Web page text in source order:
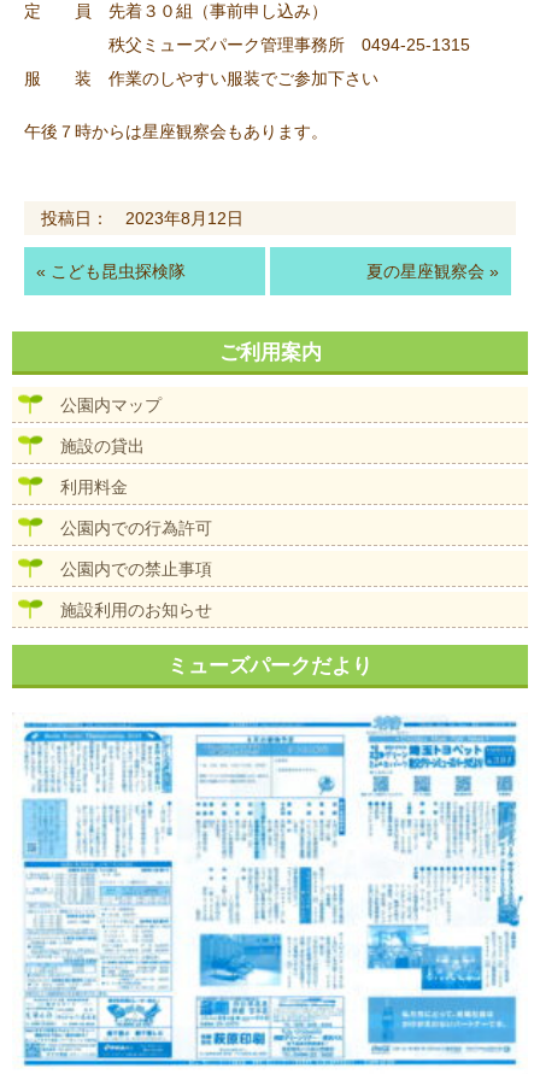
定 員 先着３０組（事前申し込み）
秩父ミューズパーク管理事務所 0494-25-1315
服 装 作業のしやすい服装でご参加下さい
午後７時からは星座観察会もあります。
投稿日： 2023年8月12日
« こども昆虫探検隊 夏の星座観察会»
ご利用案内
公園内マップ
施設の貸出
利用料金
公園内での行為許可
公園内での禁止事項
施設利用のお知らせ
ミューズパークだより